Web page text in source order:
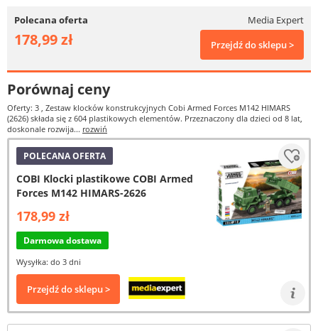
Polecana oferta Media Expert
178,99 zł Przejdź do sklepu >
Porównaj ceny
Oferty: 3 , Zestaw klocków konstrukcyjnych Cobi Armed Forces M142 HIMARS
(2626) składa się z 604 plastikowych elementów. Przeznaczony dla dzieci od 8 lat,
doskonale rozwija... rozwiń
POLECANA OFERTA
COBI Klocki plastikowe COBI Armed
Forces M142 HIMARS-2626
178,99 zł
Darmowa dostawa
Wysyłka: do 3 dni
Przejdź do sklepu >